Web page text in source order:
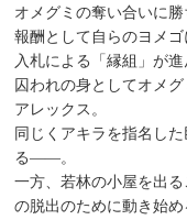
オメグミの奪い合いに
報酬として自らのヨメ
入札による「縁組」が進
囚われの身としてオメ
アレックス。
同じくアキラを指名し
る――。
一方、若林の小屋を出
の脱出のために動き始め